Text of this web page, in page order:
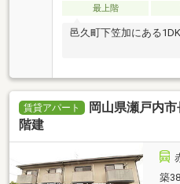
最上階
邑久町下笠加にある
賃貸アパート
岡山県瀬戸内
階建
築